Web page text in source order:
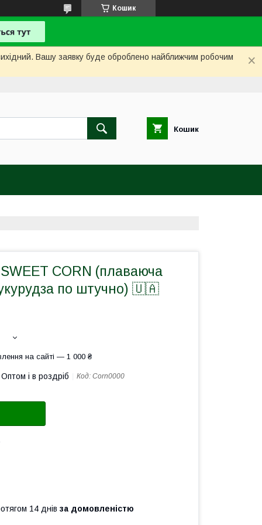
Кошик
Вашу заявку буде оброблено найближчим робочим
Кошик
CORN (плаваюча
по штучно) 🇺🇦
на сайті — 1 000 ₴
Оптом і в роздріб Код: Corn0000
14 днів за домовленістю